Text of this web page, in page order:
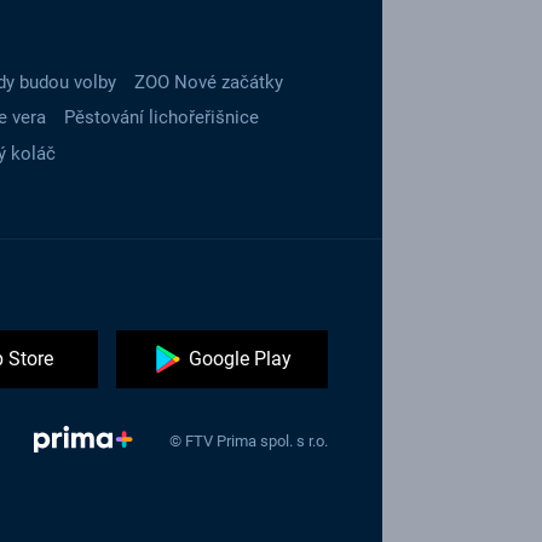
budou volby
ZOO Nové začátky
vera
Pěstování lichořeřišnice
koláč
Store Google Play
© FTV Prima spol. s r.o.